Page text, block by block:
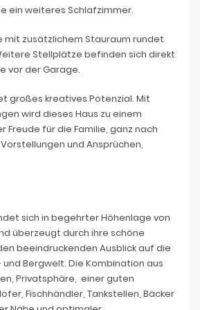
ein weiteres Schlafzimmer.
mit zusätzlichem Stauraum rundet
Stellplätze befinden sich direkt
vor der Garage.
großes kreatives Potenzial. Mit
wird dieses Haus zu einem
Freude für die Familie, ganz nach
und Ansprüchen,
sich in begehrter Höhenlage von
überzeugt durch ihre schöne
beeindruckenden Ausblick auf die
Bergwelt. Die Kombination aus
Privatsphäre, einer guten
Fischhändler, Tankstellen, Bäcker